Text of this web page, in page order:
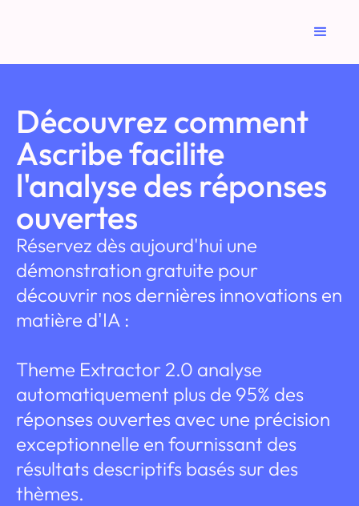
Découvrez comment
Ascribe facilite
l'analyse des réponses
ouvertes
Réservez dès aujourd'hui une
démonstration gratuite pour
découvrir nos dernières innovations en
matière d'IA :
Theme Extractor 2.0 analyse
automatiquement plus de 95% des
réponses ouvertes avec une précision
exceptionnelle en fournissant des
résultats descriptifs basés sur des
thèmes.